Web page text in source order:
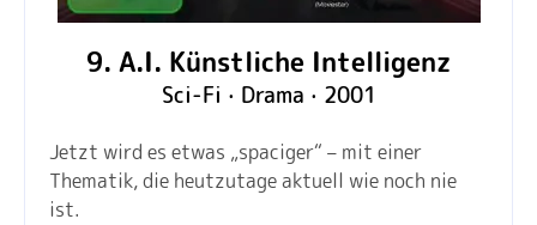
9. A.I. Künstliche Intelligenz
Sci-Fi · Drama · 2001
Jetzt wird es etwas „spaciger“ – mit einer
Thematik, die heutzutage aktuell wie noch nie
ist.